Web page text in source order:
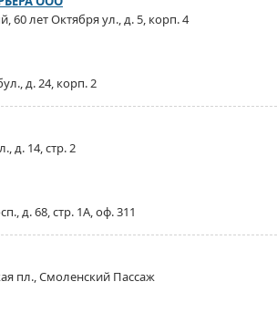
лет Октября ул., д. 5, корп. 4
д. 24, корп. 2
д. 14, стр. 2
д. 68, стр. 1А, оф. 311
пл., Смоленский Пассаж